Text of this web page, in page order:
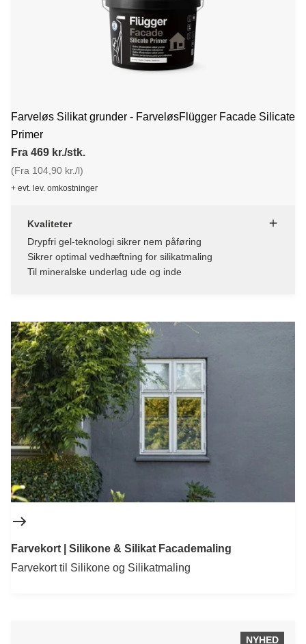
Farveløs Silikat grunder - FarveløsFlügger Facade Silicate
Primer
Fra 469 kr./stk.
(Fra 104,90 kr./l)
+ evt. lev. omkostninger
Kvaliteter
Drypfri gel-teknologi sikrer nem påføring
Sikrer optimal vedhæftning for silikatmaling
Til mineralske underlag ude og inde
Farvekort | Silikone & Silikat Facademaling
Farvekort til Silikone og Silikatmaling
NYHED